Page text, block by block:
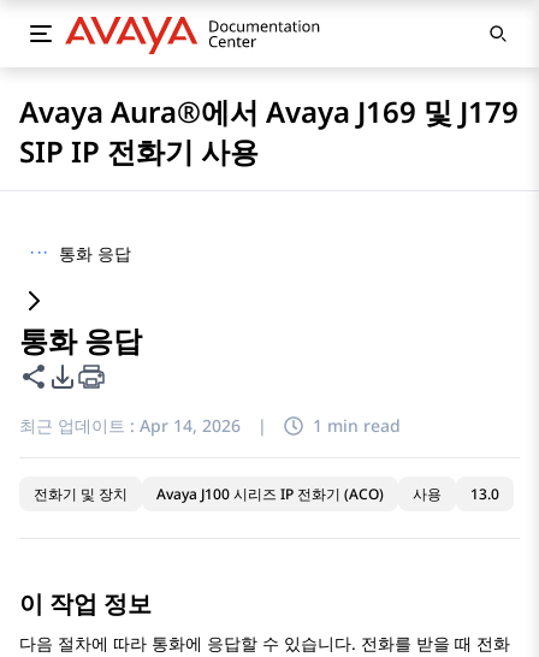
Avaya Aura®에서 Avaya J169 및 J179
SIP IP 전화기 사용
··· 통화 응답
통화 응답
이 페이지 공유
PDF 내보내기 옵션
최근 업데이트 : Apr 14, 2026 | 1 min read
전화기 및 장치 Avaya J100 시리즈 IP 전화기 (ACO) 사용 13.0
이 작업 정보
다음 절차에 따라 통화에 응답할 수 있습니다. 전화를 받을 때 전화